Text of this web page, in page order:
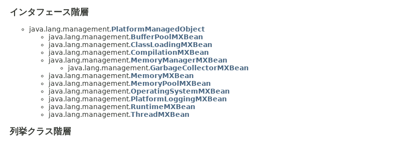
インタフェース階層
java.lang.management.PlatformManagedObject
java.lang.management.BufferPoolMXBean
java.lang.management.ClassLoadingMXBean
java.lang.management.CompilationMXBean
java.lang.management.MemoryManagerMXBean
java.lang.management.GarbageCollectorMXBean
java.lang.management.MemoryMXBean
java.lang.management.MemoryPoolMXBean
java.lang.management.OperatingSystemMXBean
java.lang.management.PlatformLoggingMXBean
java.lang.management.RuntimeMXBean
java.lang.management.ThreadMXBean
列挙クラス階層